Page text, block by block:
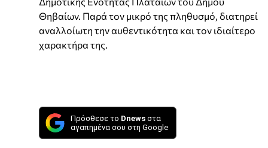
Θηβαίων. Παρά τον μικρό της πληθυσμό, διατηρεί
αναλλοίωτη την αυθεντικότητα και τον ιδιαίτερο
χαρακτήρα της.
Πρόσθεσε το Dnews στα
αγαπημένα σου στη Google